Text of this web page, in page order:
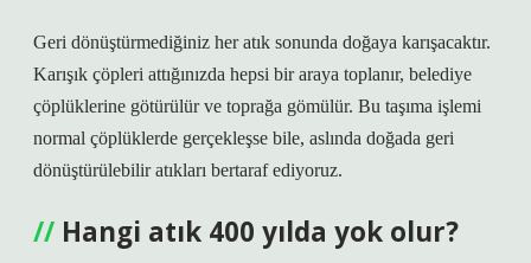
Geri dönüştürmediğiniz her atık sonunda doğaya karışacaktır.
Karışık çöpleri attığınızda hepsi bir araya toplanır, belediye
çöplüklerine götürülür ve toprağa gömülür. Bu taşıma işlemi
normal çöplüklerde gerçekleşse bile, aslında doğada geri
dönüştürülebilir atıkları bertaraf ediyoruz.
Hangi atık 400 yılda yok olur?